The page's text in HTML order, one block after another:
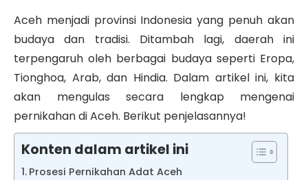
Aceh menjadi provinsi Indonesia yang penuh akan
budaya dan tradisi. Ditambah lagi, daerah ini
terpengaruh oleh berbagai budaya seperti Eropa,
Tionghoa, Arab, dan Hindia. Dalam artikel ini, kita
akan mengulas secara lengkap mengenai
pernikahan di Aceh. Berikut penjelasannya!
Konten dalam artikel ini
Prosesi Pernikahan Adat Aceh